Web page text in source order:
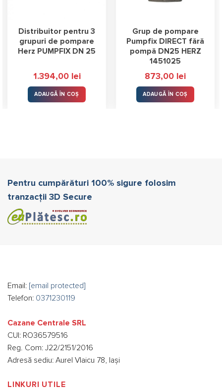
Distribuitor pentru 3
grupuri de pompare
Herz PUMPFIX DN 25
1.394,00 lei
ADAUGĂ ÎN COȘ
Grup de pompare
Pumpfix DIRECT fără
pompă DN25 HERZ
1451025
873,00 lei
ADAUGĂ ÎN COȘ
Pentru cumpărături 100% sigure folosim
tranzacții 3D Secure
Email: [email protected]
Telefon: 0371230119
Cazane Centrale SRL
CUI: RO36579516
Reg. Com: J22/2151/2016
Adresă sediu: Aurel Vlaicu 78, Iași
LINKURI UTILE